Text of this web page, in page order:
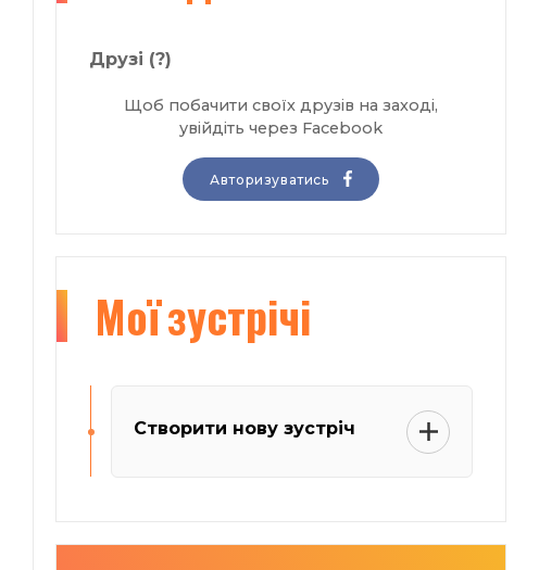
Друзі (?)
Щоб побачити своїх друзів на заході,
увійдіть через Facebook
Авторизуватись
Моїзустрічі
Створити нову зустріч